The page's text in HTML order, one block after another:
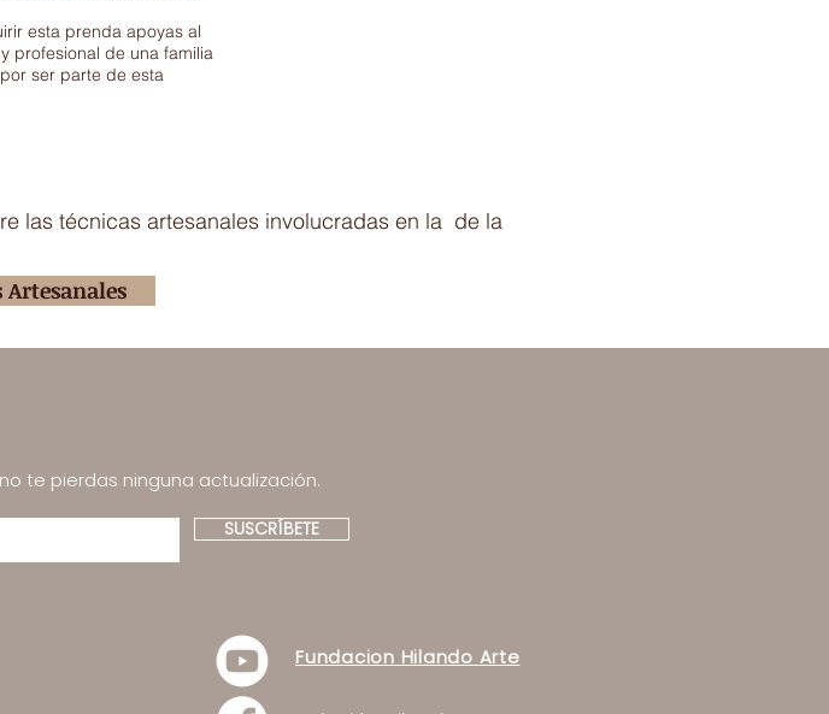
esta prenda apoyas al
profesional de una familia
ser parte de esta
las técnicas artesanales involucradas en la de la
Artesanales
te pierdas ninguna actualización.
SUSCRÍBETE
Fundacion Hilando Arte